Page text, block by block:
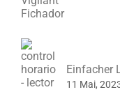
Einfacher
11 Mai,